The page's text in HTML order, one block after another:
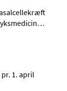
…
1. april